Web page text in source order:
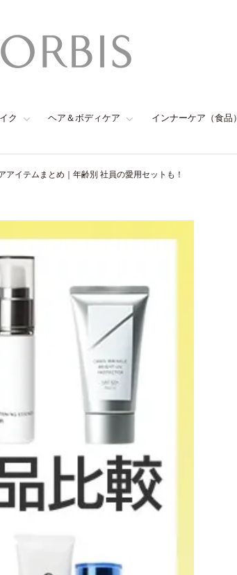
ク ヘア＆ボディケア インナーケア（食品）
アイテムまとめ｜年齢別 社員の愛用セットも！